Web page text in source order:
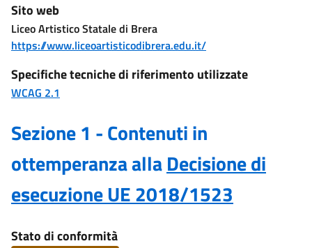
Sito web
Liceo Artistico Statale di Brera
https://www.liceoartisticodibrera.edu.it/
Specifiche tecniche di riferimento utilizzate
WCAG 2.1
Sezione 1 - Contenuti in
ottemperanza allaDecisione di
esecuzione UE 2018/1523
Stato di conformità